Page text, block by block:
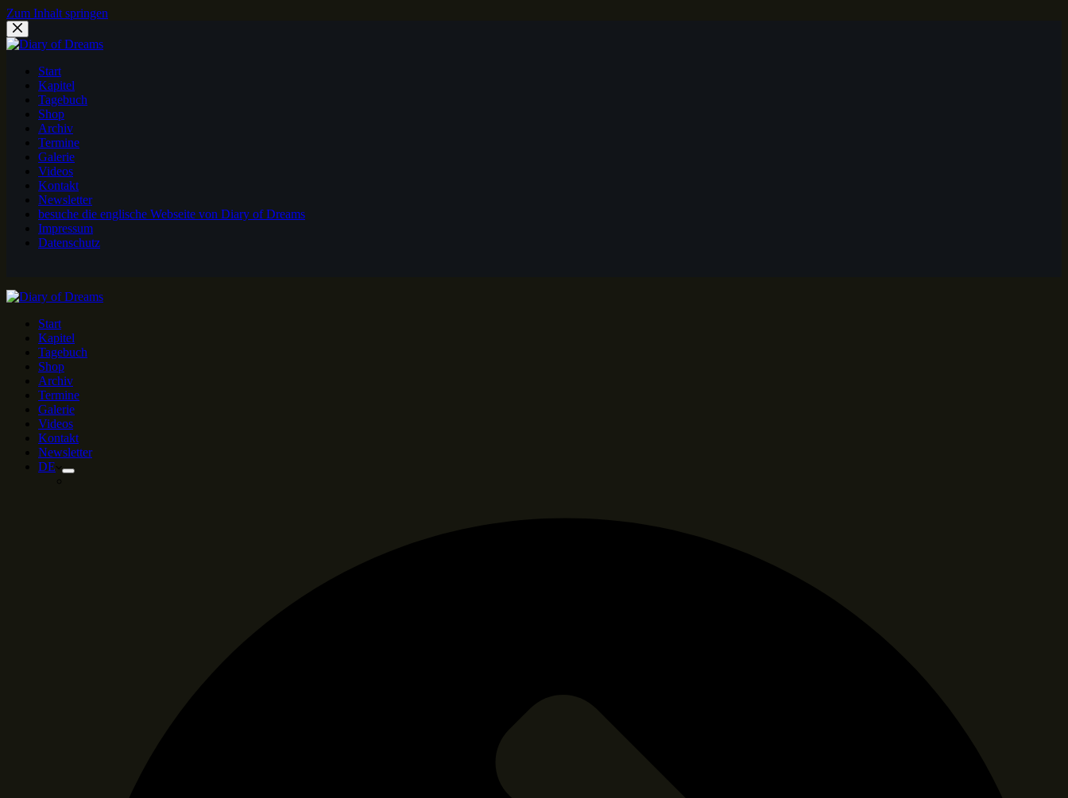
Zum Inhalt springen
Start
Kapitel
Tagebuch
Shop
Archiv
Termine
Galerie
Videos
Kontakt
Newsletter
besuche die englische Webseite von Diary of Dreams
Impressum
Datenschutz
Start
Kapitel
Tagebuch
Shop
Archiv
Termine
Galerie
Videos
Kontakt
Newsletter
DE